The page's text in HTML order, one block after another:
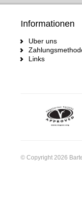
Informationen
Uber uns
Links
© Copyright 2026